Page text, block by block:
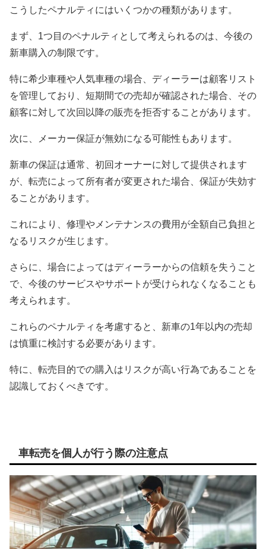
こうしたペナルティにはいくつかの種類があります。
まず、1つ目のペナルティとして考えられるのは、今後の
新車購入の制限です。
特に希少車種や人気車種の場合、ディーラーは顧客リスト
を管理しており、短期間での売却が確認された場合、その
顧客に対して次回以降の販売を拒否することがあります。
次に、メーカー保証が無効になる可能性もあります。
新車の保証は通常、初回オーナーに対して提供されます
が、転売によって所有者が変更された場合、保証が失効す
ることがあります。
これにより、修理やメンテナンスの費用が全額自己負担と
なるリスクが生じます。
さらに、場合によってはディーラーからの信頼を失うこと
で、今後のサービスやサポートが受けられなくなることも
考えられます。
これらのペナルティを考慮すると、新車の1年以内の売却
は慎重に検討する必要があります。
特に、転売目的での購入はリスクが高い行為であることを
認識しておくべきです。
車転売を個人が行う際の注意点